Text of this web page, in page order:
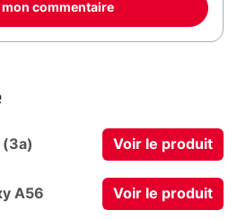
mon commentaire
(3a) Voir le produit
A56 Voir le produit